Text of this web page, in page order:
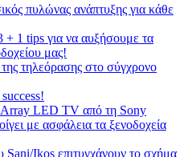
πυλώνας ανάπτυξης για κάθε
1 tips για να αυξήσουμε τα
μας!
τηλεόρασης στο σύγχρονο
LED TV από τη Sony
με ασφάλεια τα ξενοδοχεία
Sani/Ikos επιτυγχάνουν το σχήμα